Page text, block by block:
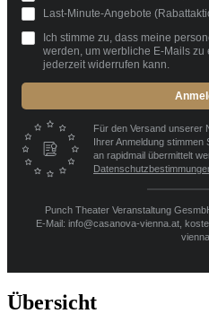
Last-Minute-Angebote
Ich stimme zu, dass meine
werden, um werbliche E-Mails
jederzeit widerrufen kann.
Für den Versand unserer
Ihrer Anmeldung stimmen
an rapidmail übermittelt
Punch Theater Veranstaltung
E-Mail: info@casanova-vienna.at,
Übersicht